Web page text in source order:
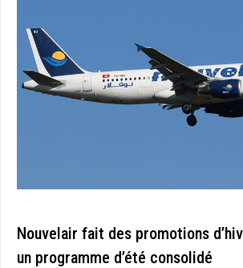
Nouvelair fait des promotions
un programme d’été consolidé